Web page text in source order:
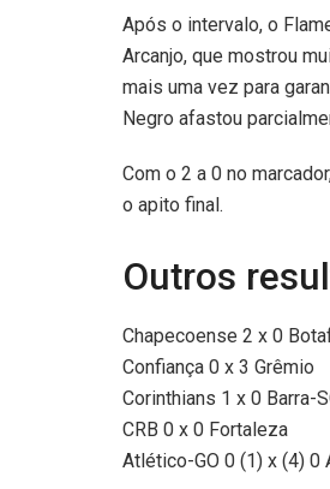
Após o intervalo, o
Arcanjo, que mostrou
mais uma vez para
Negro afastou
Com o 2 a 0 no
o apito final.
Outros
Chapecoense 2 x 0
Confiança 0 x 3 Grêmio
Corinthians 1 x 0 Barra-
CRB 0 x 0 Fortaleza
Atlético-GO 0 (1) x (4) 0